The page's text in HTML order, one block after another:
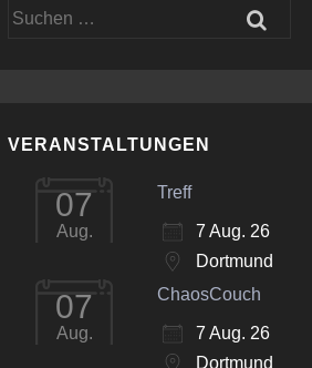
Suchen
VERANSTALTUNGEN
07
Aug.
Treff
7 Aug. 26
Dortmund
07
Aug.
ChaosCouch
7 Aug. 26
Dortmund